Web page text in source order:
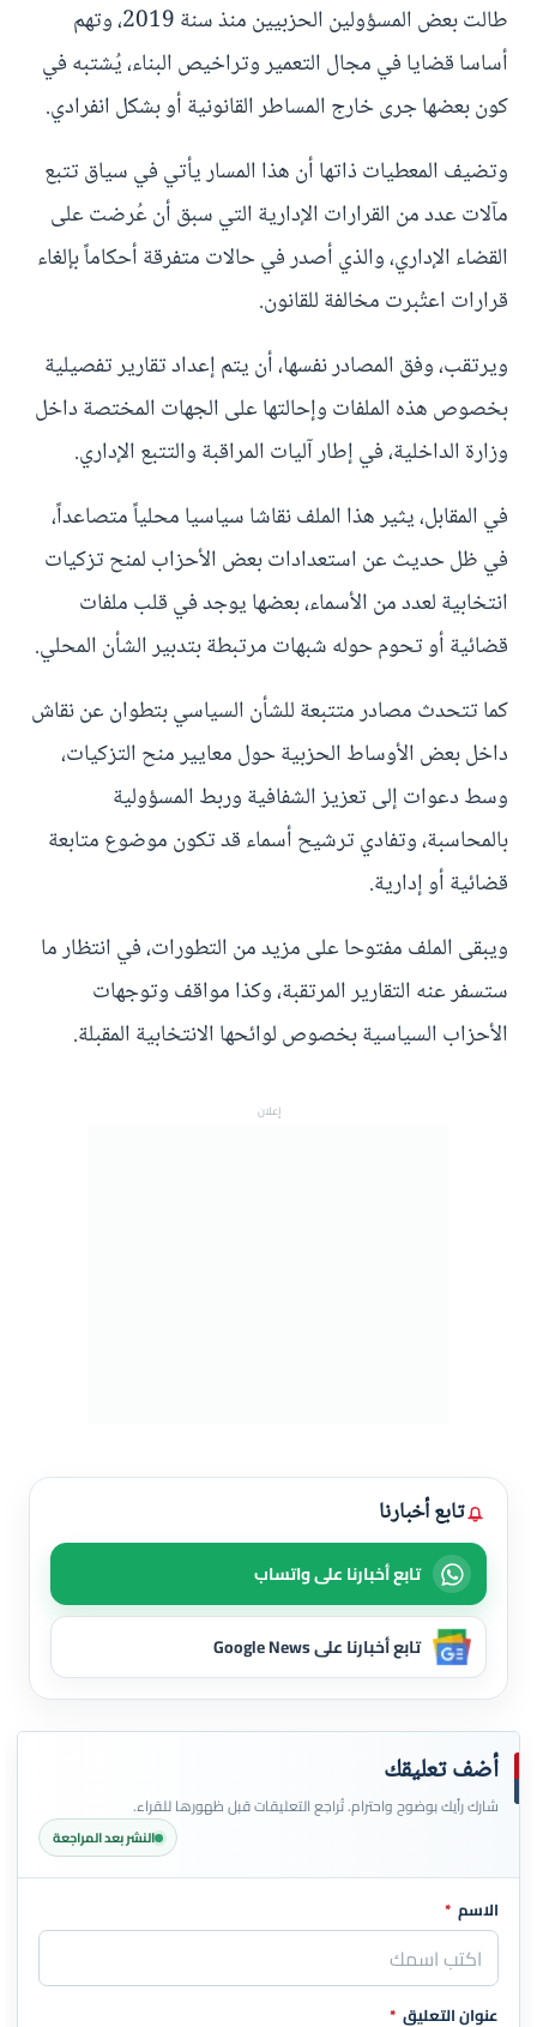
طالت بعض المسؤولين الحزبيين منذ سنة 2019، وتهم
أساسا قضايا في مجال التعمير وتراخيص البناء، يُشتبه في
كون بعضها جرى خارج المساطر القانونية أو بشكل انفرادي.
وتضيف المعطيات ذاتها أن هذا المسار يأتي في سياق تتبع
مآلات عدد من القرارات الإدارية التي سبق أن عُرضت على
القضاء الإداري، والذي أصدر في حالات متفرقة أحكاماً بإلغاء
قرارات اعتُبرت مخالفة للقانون.
ويرتقب، وفق المصادر نفسها، أن يتم إعداد تقارير تفصيلية
بخصوص هذه الملفات وإحالتها على الجهات المختصة داخل
وزارة الداخلية، في إطار آليات المراقبة والتتبع الإداري.
في المقابل، يثير هذا الملف نقاشا سياسيا محلياً متصاعداً،
في ظل حديث عن استعدادات بعض الأحزاب لمنح تزكيات
انتخابية لعدد من الأسماء، بعضها يوجد في قلب ملفات
قضائية أو تحوم حوله شبهات مرتبطة بتدبير الشأن المحلي.
كما تتحدث مصادر متتبعة للشأن السياسي بتطوان عن نقاش
داخل بعض الأوساط الحزبية حول معايير منح التزكيات،
وسط دعوات إلى تعزيز الشفافية وربط المسؤولية
بالمحاسبة، وتفادي ترشيح أسماء قد تكون موضوع متابعة
قضائية أو إدارية.
ويبقى الملف مفتوحا على مزيد من التطورات، في انتظار ما
ستسفر عنه التقارير المرتقبة، وكذا مواقف وتوجهات
الأحزاب السياسية بخصوص لوائحها الانتخابية المقبلة.
إعلان
تابع أخبارنا
تابع أخبارنا على واتساب
تابع أخبارنا على Google News
أضف تعليقك
شارك رأيك بوضوح واحترام. تُراجع التعليقات قبل ظهورها للقراء.
النشر بعد المراجعة
اترك هذا الحقل فارغاً
الاسم *
عنوان التعليق *